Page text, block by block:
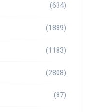
(634)
(1889)
(1183)
(2808)
(87)